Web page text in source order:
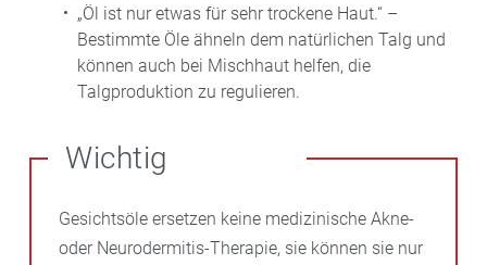
„Öl ist nur etwas für sehr trockene Haut.“ –
Bestimmte Öle ähneln dem natürlichen Talg und
können auch bei Mischhaut helfen, die
Talgproduktion zu regulieren.
Wichtig
Gesichtsöle ersetzen keine medizinische Akne-
oder Neurodermitis-Therapie, sie können sie nur